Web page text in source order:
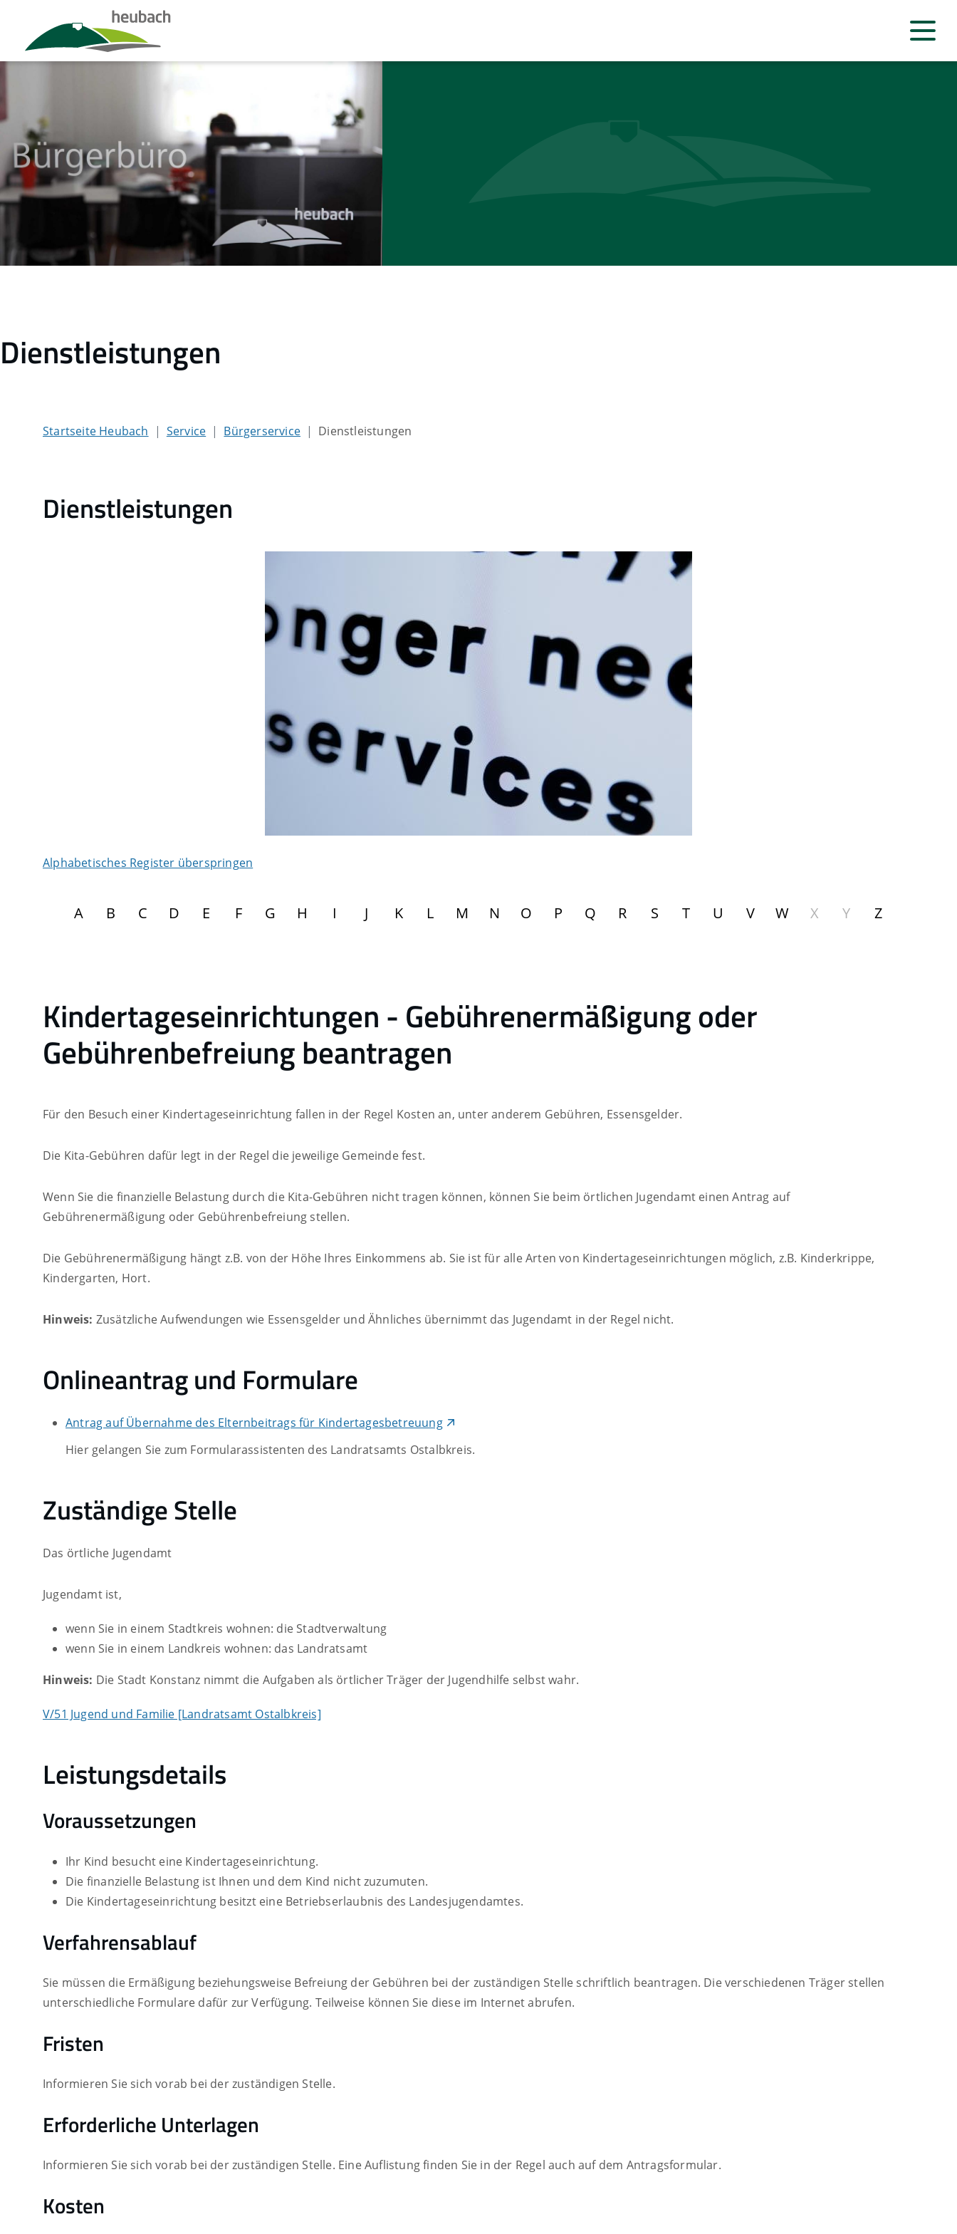
Dienstleistungen
Startseite Heubach Service Bürgerservice Dienstleistungen
Dienstleistungen
Alphabetisches Register überspringen
A B C D E F G H I J K L M N O P Q R S T U V W X Y Z
Kindertageseinrichtungen - Gebührenermäßigung oder
Gebührenbefreiung beantragen
Für den Besuch einer Kindertageseinrichtung fallen in der Regel Kosten an, unter anderem Gebühren, Essensgelder.
Die Kita-Gebühren dafür legt in der Regel die jeweilige Gemeinde fest.
Wenn Sie die finanzielle Belastung durch die Kita-Gebühren nicht tragen können, können Sie beim örtlichen Jugendamt einen Antrag auf
Gebührenermäßigung oder Gebührenbefreiung stellen.
Die Gebührenermäßigung hängt z.B. von der Höhe Ihres Einkommens ab. Sie ist für alle Arten von Kindertageseinrichtungen möglich, z.B. Kinderkrippe,
Kindergarten, Hort.
Hinweis: Zusätzliche Aufwendungen wie Essensgelder und Ähnliches übernimmt das Jugendamt in der Regel nicht.
Onlineantrag und Formulare
Antrag auf Übernahme des Elternbeitrags für Kindertagesbetreuung
Hier gelangen Sie zum Formularassistenten des Landratsamts Ostalbkreis.
Zuständige Stelle
Das örtliche Jugendamt
Jugendamt ist,
wenn Sie in einem Stadtkreis wohnen: die Stadtverwaltung
wenn Sie in einem Landkreis wohnen: das Landratsamt
Hinweis: Die Stadt Konstanz nimmt die Aufgaben als örtlicher Träger der Jugendhilfe selbst wahr.
V/51 Jugend und Familie [Landratsamt Ostalbkreis]
Leistungsdetails
Voraussetzungen
Ihr Kind besucht eine Kindertageseinrichtung.
Die finanzielle Belastung ist Ihnen und dem Kind nicht zuzumuten.
Die Kindertageseinrichtung besitzt eine Betriebserlaubnis des Landesjugendamtes.
Verfahrensablauf
Sie müssen die Ermäßigung beziehungsweise Befreiung der Gebühren bei der zuständigen Stelle schriftlich beantragen. Die verschiedenen Träger stellen
unterschiedliche Formulare dafür zur Verfügung. Teilweise können Sie diese im Internet abrufen.
Fristen
Informieren Sie sich vorab bei der zuständigen Stelle.
Erforderliche Unterlagen
Informieren Sie sich vorab bei der zuständigen Stelle. Eine Auflistung finden Sie in der Regel auch auf dem Antragsformular.
Kosten